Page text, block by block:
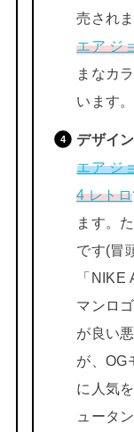
売されま
エア ジ
まなカ
います。
デザイン
エア ジ
4 レトロ
ます。
です(冒
「
マンロ
が良い
が、OG
に人気
ュータ